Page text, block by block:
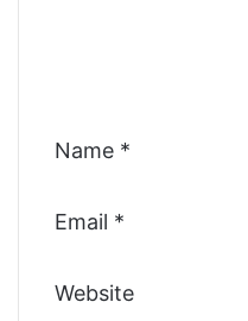
Name *
Email *
Website